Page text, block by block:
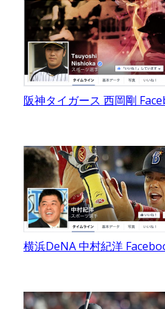
阪神タイガース 西岡剛
横浜DeNA 中村紀洋